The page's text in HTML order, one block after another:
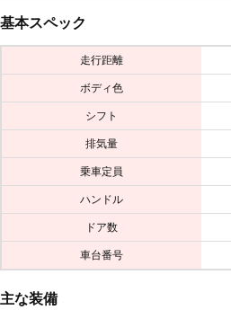
基本スペック
走行距離
ボディ色
シフト
排気量
乗車定員
ハンドル
ドア数
車台番号
主な装備